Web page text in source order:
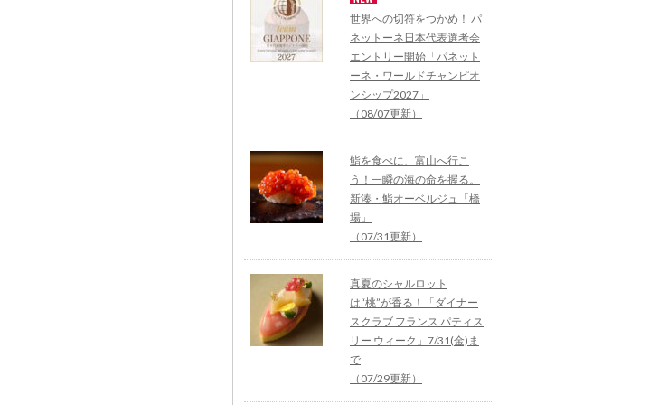
世界への切符をつかめ！ パ
ネットーネ日本代表選考会
エントリー開始「パネット
ーネ・ワールドチャンピオ
ンシップ2027」
（08/07更新）
鮨を食べに、富山へ行こ
う！一瞬の海の命を握る。
新湊・鮨オーベルジュ「橋
場」
（07/31更新）
真夏のシャルロット
は“桃”が香る！「ダイナー
スクラブ フランス パティス
リー ウィーク」7/31(金)ま
で
（07/29更新）